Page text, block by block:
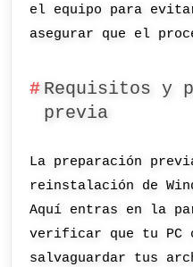
el equipo para
asegurar que el
Requisitos y
previa
La preparación
reinstalación de
Aquí entras en la
verificar que tu PC
salvaguardar tus